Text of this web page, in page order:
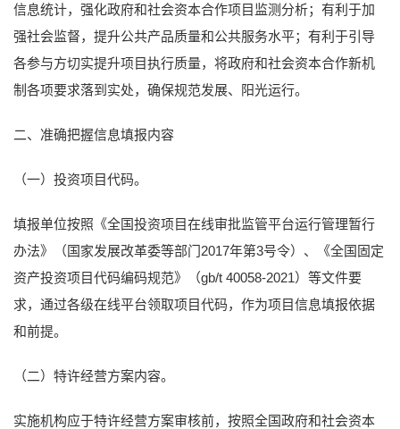
信息统计，强化政府和社会资本合作项目监测分析；有利于加
强社会监督，提升公共产品质量和公共服务水平；有利于引导
各参与方切实提升项目执行质量，将政府和社会资本合作新机
制各项要求落到实处，确保规范发展、阳光运行。
二、准确把握信息填报内容
（一）投资项目代码。
填报单位按照《全国投资项目在线审批监管平台运行管理暂行
办法》（国家发展改革委等部门2017年第3号令）、《全国固定
资产投资项目代码编码规范》（gb/t 40058-2021）等文件要
求，通过各级在线平台领取项目代码，作为项目信息填报依据
和前提。
（二）特许经营方案内容。
实施机构应于特许经营方案审核前，按照全国政府和社会资本